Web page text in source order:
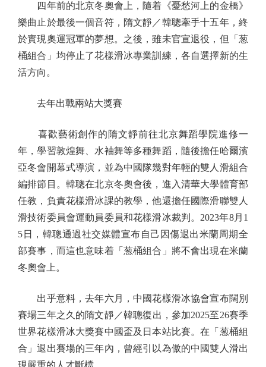
四年前的北京冬奧會上，隨着《憂愁河上的金橋》
樂曲止於最後一個音符，隋文靜／韓聰牽手十五年，終
於實現奧運冠軍的夢想。之後，雖未官宣退役，但「葱
桶組合」均停止了花樣滑冰專業訓練，各自選擇新的生
活方向。
去年出戰兩站大獎賽
喜歡藝術創作的隋文靜前往北京舞蹈學院進修一
年，學習敦煌舞、水袖舞等多種舞蹈，隨後擔任哈爾濱
亞冬會開幕式導演，並為中國隊幾對年輕的雙人滑組合
編排節目。韓聰在北京冬奧會後，進入清華大學體育部
任教，負責花樣滑冰課的教學，他還擔任國際滑聯雙人
滑技術委員會運動員委員和花樣滑冰裁判。2023年8月1
5日，韓聰通過社交媒體宣布自己因傷退出米蘭周期全
部賽事，而這也意味着「葱桶組合」將不會出現在米蘭
冬奧會上。
出乎意料，去年六月，中國花樣滑冰協會宣布闊別
賽場三年之久的隋文靜／韓聰復出，參加2025至26賽季
世界花樣滑冰大獎賽中國盃及日本站比賽。在「葱桶組
合」退出賽場的三年內，曾經引以為傲的中國雙人滑出